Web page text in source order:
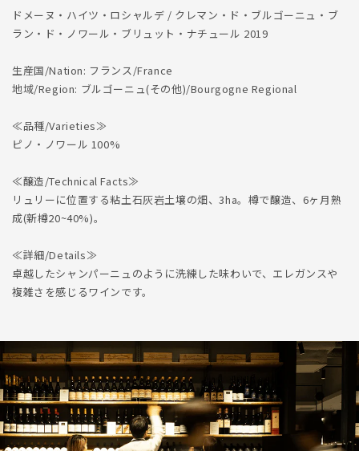
の
を
減
す
を
増
ドメーヌ・ハイツ・ロシャルデ / クレマン・ド・ブルゴーニュ・ブ
ラン・ド・ノワール・ブリュット・ナチュール 2019
生産国/Nation: フランス/France
地域/Region: ブルゴーニュ(その他)/Bourgogne Regional
≪品種/Varieties≫
ピノ・ノワール 100%
≪醸造/Technical Facts≫
リュリーに位置する粘土石灰岩土壌の畑、3ha。樽で醸造、6ヶ月熟
成(新樽20~40%)。
≪詳細/Details≫
卓越したシャンパーニュのように洗練した味わいで、エレガンスや
複雑さを感じるワインです。